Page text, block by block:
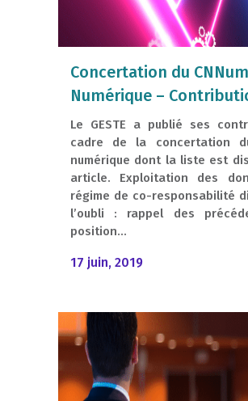
Concertation du
Numérique –
Le GESTE a publié ses
cadre de la concertation
numérique dont la liste est
article. Exploitation des
régime de co-responsabilité
l’oubli : rappel des
position...
17 juin, 2019